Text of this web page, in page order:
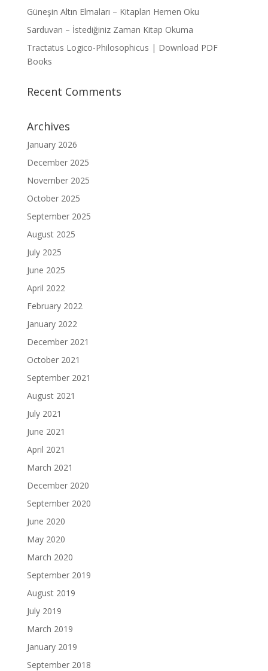
Güneşin Altın Elmaları – Kitapları Hemen Oku
Sarduvan – İstediğiniz Zaman Kitap Okuma
Tractatus Logico-Philosophicus | Download PDF
Books
Recent Comments
Archives
January 2026
December 2025
November 2025
October 2025
September 2025
August 2025
July 2025
June 2025
April 2022
February 2022
January 2022
December 2021
October 2021
September 2021
August 2021
July 2021
June 2021
April 2021
March 2021
December 2020
September 2020
June 2020
May 2020
March 2020
September 2019
August 2019
July 2019
March 2019
January 2019
September 2018